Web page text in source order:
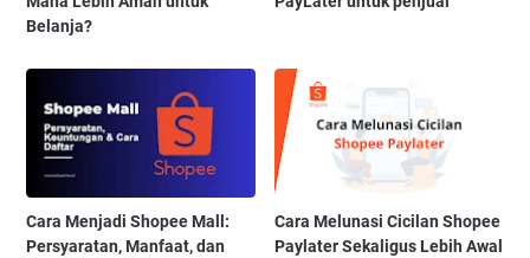
Belanja?
Cara Menjadi Shopee Mall:
Persyaratan, Manfaat, dan
Cara Melunasi Cicilan Shopee
Paylater Sekaligus Lebih Awal